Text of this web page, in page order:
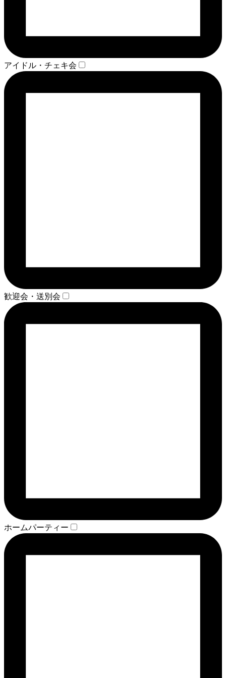
アイドル・チェキ会
歓迎会・送別会
ホームパーティー